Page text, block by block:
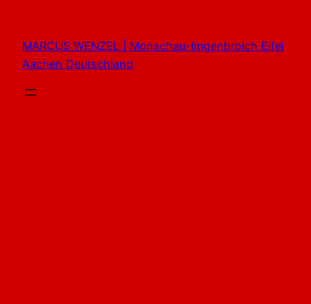
springen
MARCUS WENZEL | Monschau-Imgenbroich Eifel
Aachen Deutschland